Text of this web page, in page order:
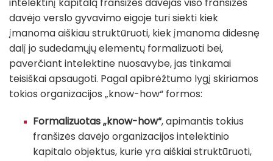
davėjo verslo gyvavimo eigoje turi siekti kiek
įmanoma aiškiau struktūruoti, kiek įmanoma didesnę
dalį jo sudedamųjų elementų formalizuoti bei,
paverčiant intelektine nuosavybe, jas tinkamai
teisiškai apsaugoti. Pagal apibrėžtumo lygį skiriamos
tokios organizacijos „know-how“ formos:
Formalizuotas „know-how“, apimantis tokius
franšizės davėjo organizacijos intelektinio
kapitalo objektus, kurie yra aiškiai struktūruoti,